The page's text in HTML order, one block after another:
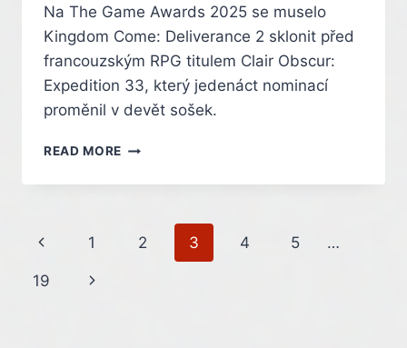
Na The Game Awards 2025 se muselo
Kingdom Come: Deliverance 2 sklonit před
francouzským RPG titulem Clair Obscur:
Expedition 33, který jedenáct nominací
proměnil v devět sošek.
READ MORE KINGDOM
DELIVERANCE
HROU
Page
navigation
Previous
Page
1 2 3 4 5 …
19
Next